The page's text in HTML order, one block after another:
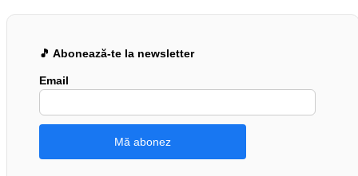
🎵 Abonează-te la newsletter
Email